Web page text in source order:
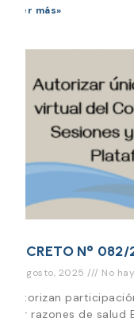
Leer más»
DECRETO N°
13 agosto, 2025 No
Autorizan
por razones de salud